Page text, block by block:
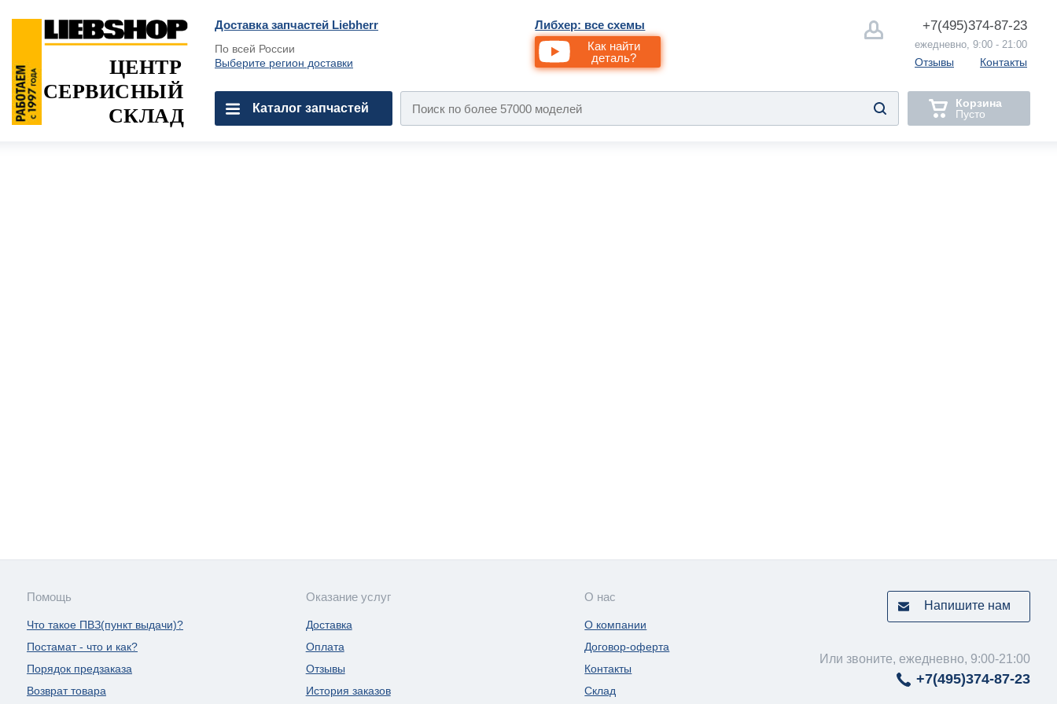
Доставка запчастей Liebherr
По всей России
Выберите регион доставки
Либхер: все схемы
Как найти
деталь?
+7(495)374-87-23
ежедневно, 9:00 - 21:00
Отзывы Контакты
ЦЕНТР
СЕРВИСНЫЙ
СКЛАД
Каталог запчастей
Корзина
Пусто
Напишите нам
Или звоните, ежедневно, 9:00-21:00
+7(495)374-87-23
Помощь
Что такое ПВЗ(пункт выдачи)?
Постамат - что и как?
Порядок предзаказа
Возврат товара
Оказание услуг
Доставка
Оплата
Отзывы
История заказов
О нас
О компании
Договор-оферта
Контакты
Склад